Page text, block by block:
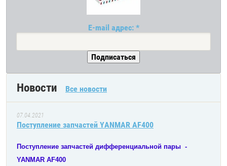
E-mail адрес: *
Новости Все новости
07.04.2021
Поступление запчастей YANMAR AF400
Поступление запчастей дифференциальной пары -
YANMAR AF400